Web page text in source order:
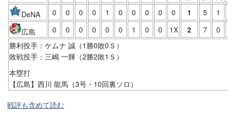
DeNA 0 0 0 0 1 0 0 0 0 0 1 5
1
広島
0 0 0 0 0 0 1 0 0 1X 2 7
0
勝利投手：ケムナ 誠（1勝0敗0Ｓ）
敗戦投手：三嶋 一輝（2勝2敗1Ｓ）
本塁打
【広島】西川 龍馬（3号・10回裏ソロ）
戦評も含めて読む